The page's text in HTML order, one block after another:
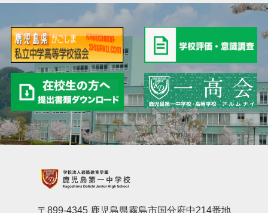
〒899-4345 鹿児島県霧島市国分府中214番地